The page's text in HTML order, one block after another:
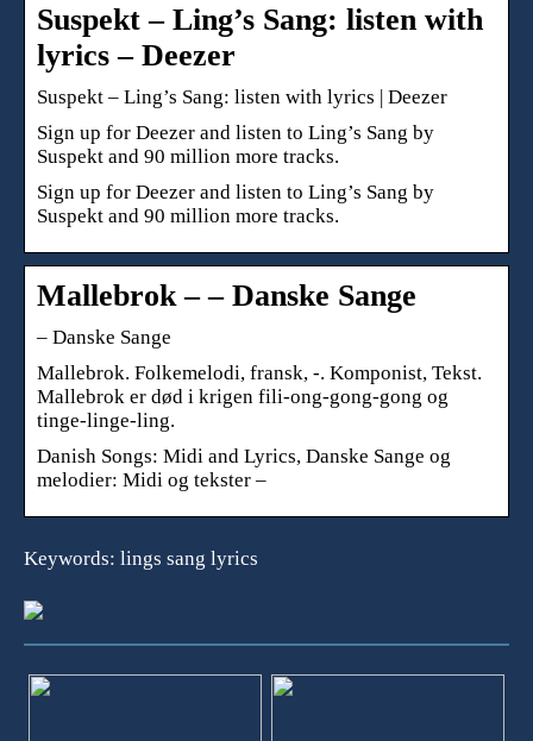
Suspekt – Ling’s Sang: listen with
lyrics – Deezer
Suspekt – Ling’s Sang: listen with lyrics | Deezer
Sign up for Deezer and listen to Ling’s Sang by
Suspekt and 90 million more tracks.
Sign up for Deezer and listen to Ling’s Sang by
Suspekt and 90 million more tracks.
Mallebrok – – Danske Sange
– Danske Sange
Mallebrok. Folkemelodi, fransk, -. Komponist, Tekst.
Mallebrok er død i krigen fili-ong-gong-gong og
tinge-linge-ling.
Danish Songs: Midi and Lyrics, Danske Sange og
melodier: Midi og tekster –
Keywords: lings sang lyrics